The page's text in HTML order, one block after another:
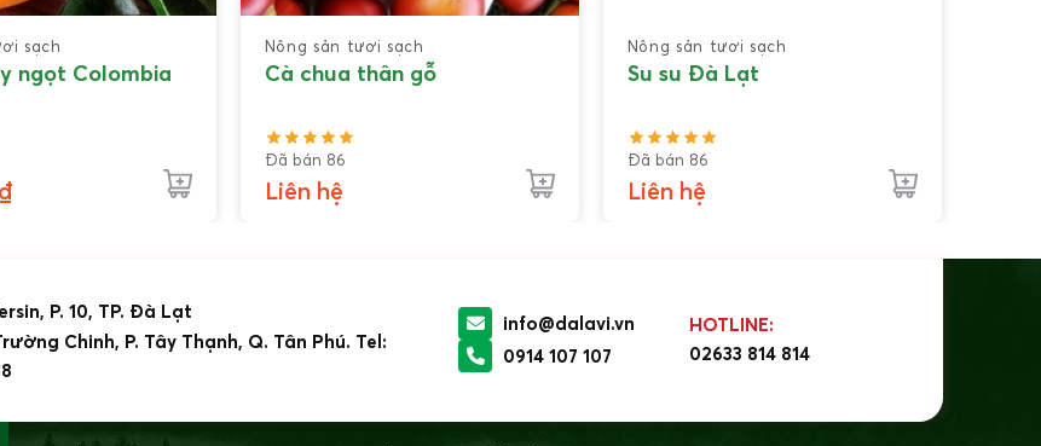
sạch
ngọt Colombia
₫
Nông sản tươi sạch
Cà chua thân gỗ
Đã bán 86
Liên hệ
Nông sản tươi sạch
Su su Đà Lạt
Đã bán 86
Liên hệ
P. 10, TP. Đà Lạt
Chinh, P. Tây Thạnh, Q. Tân Phú. Tel:
info@dalavi.vn
0914 107 107
HOTLINE:
02633 814 814